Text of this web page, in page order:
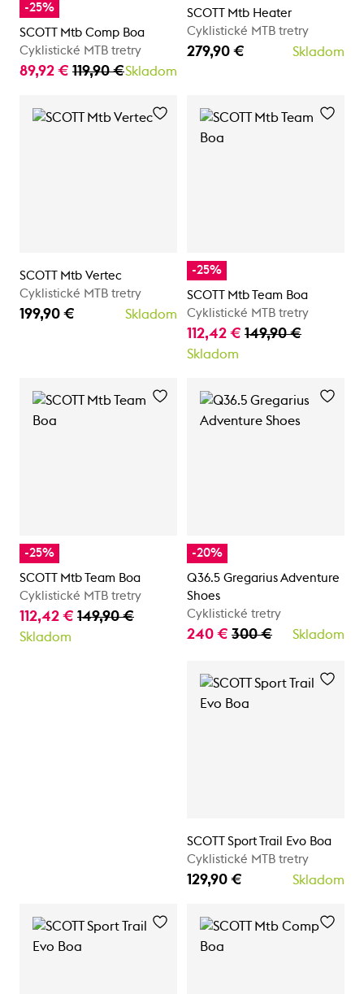
-25%
SCOTT Mtb Comp Boa
Cyklistické MTB tretry
89,92 € 119,90 €Skladom
SCOTT Mtb Heater
Cyklistické MTB tretry
279,90 € Skladom
SCOTT Mtb Vertec
Cyklistické MTB tretry
199,90 € Skladom
-25%
SCOTT Mtb Team Boa
Cyklistické MTB tretry
112,42 € 149,90 €
Skladom
-25%
SCOTT Mtb Team Boa
Cyklistické MTB tretry
112,42 € 149,90 €
Skladom
-20%
Q36.5 Gregarius Adventure
Shoes
Cyklistické tretry
240 € 300 € Skladom
SCOTT Sport Trail Evo Boa
Cyklistické MTB tretry
129,90 € Skladom